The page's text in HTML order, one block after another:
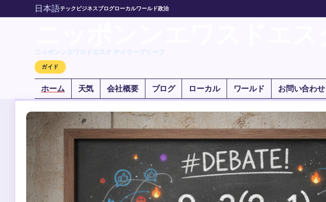
日本語テック ビジネスブログローカルワールド政治
ニッポンンエワスドエスク デイリーブリーフ
ガイド
ホーム 天気 会社概要 ブログ ローカル ワールド お問い合わせ